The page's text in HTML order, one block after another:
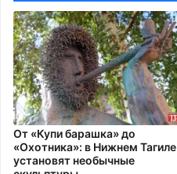
От «Купи барашка» до
«Охотника»: в Нижнем Тагиле
установят необычные